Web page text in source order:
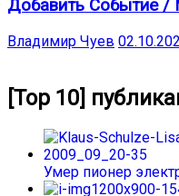
Добавить Событие /
Владимир Чуев
[Top 10]
Умер пионер